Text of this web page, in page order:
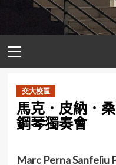
Menu
交大校區
馬克．皮納．
鋼琴獨奏會
Marc Perna Sanfeliu